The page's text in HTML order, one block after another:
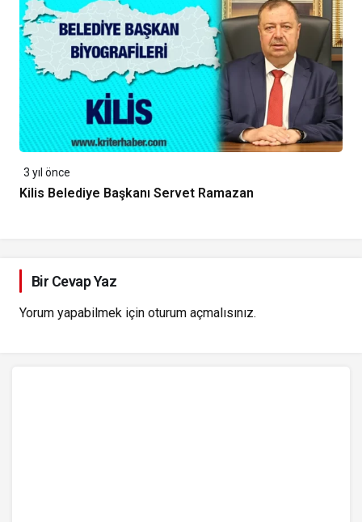
3 yıl önce
Kilis Belediye Başkanı Servet Ramazan
Bir Cevap Yaz
Yorum yapabilmek için oturum açmalısınız.